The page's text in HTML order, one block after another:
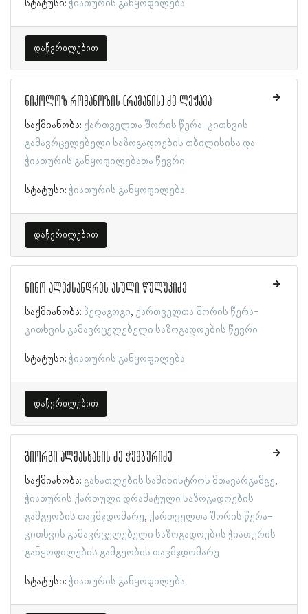
სტატუსი: ჭიათურის განყოფილება
დაწვრილებით
ნიკოლოზ რომანოზის (რამანის) ძე ლეჟავა
საქმიანობა: ქართველთა შორის წერა-კითხვის
გამავრცელებელი საზოგადოების თბილისისა და
ჭიათურის განყოფილებათა წევრი
სტატუსი: ჭიათურის განყოფილება
დაწვრილებით
ნინო ალექსანდრეს ასული წულუკიძე
საქმიანობა: პედაგოგი ქართველთა შორის წერა-
კითხვის გამავრცელებელი საზოგადოების წევრი
სტატუსი: ჭიათურის განყოფილება
დაწვრილებით
გიორგი ალმასხანის ძე ჭუმბურიძე
საქმიანობა: განათლების სამინისტროს მთავარგამგე
ჭიათურის ქართული დრამატული საზოგადოების
გამგეობის თავმჯდომარე ქართველთა შორის წერა-
კითხვის გამავრცელებელი საზოგადოების ჭიათურის
განყოფილების გამგეობის თავმჯდომარე
სტატუსი: ჭიათურის განყოფილება